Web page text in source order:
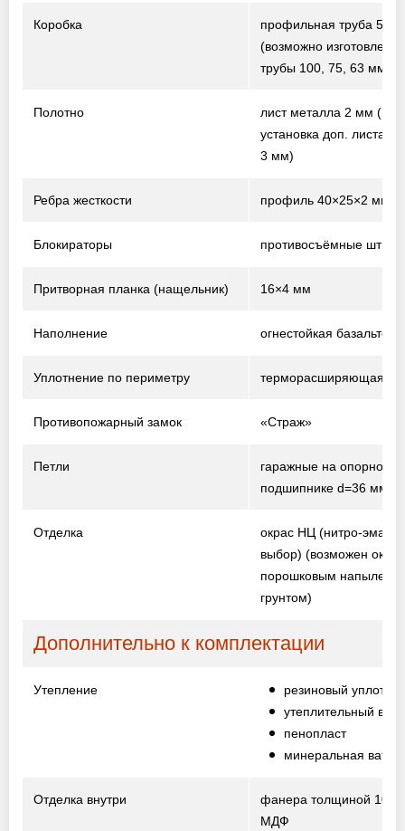
Коробка
профильная труба
(возможно
трубы 100, 75, 63 мм)
Полотно лист металла 2 мм
установка доп. листа
3 мм)
Ребра жесткости профиль 40×25×2 мм
Блокираторы противосъёмные штыри
Притворная планка (нащельник) 16×4 мм
Наполнение огнестойкая
Уплотнение по периметру терморасширяющаяся
Противопожарный замок «Страж»
Петли
гаражные на опорном
подшипнике d=36 мм
Отделка
окрас НЦ (нитро-эмаль,
выбор) (возможен окрас
порошковым
грунтом)
Дополнительно к комплектации
Утепление
резиновый
утеплительный
пенопласт
минеральная вата
Отделка внутри
фанера толщиной 10
МДФ